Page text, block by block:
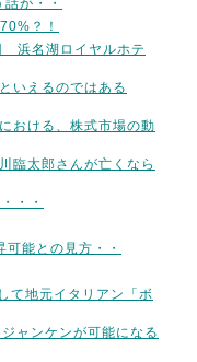
が・・
？！
浜名湖ロイヤルホテ
いえるのではある
おける、株式市場の動
臨太郎さんが亡くなら
・・
能との見方・・
て地元イタリアン「ボ
ャンケンが可能になる